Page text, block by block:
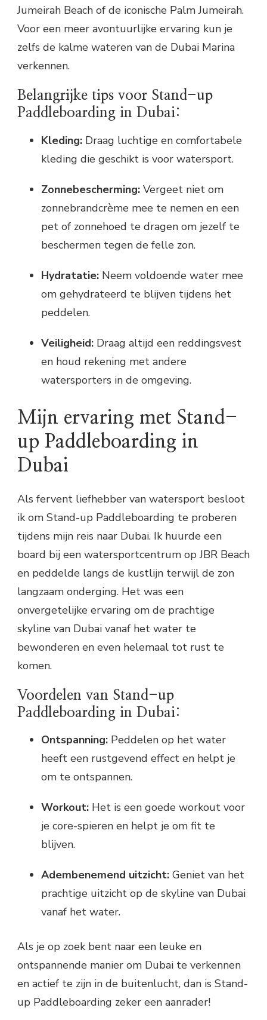
Jumeirah Beach of de iconische Palm Jumeirah.
Voor een meer avontuurlijke ervaring kun je
zelfs de kalme wateren van de Dubai Marina
verkennen.
Belangrijke tips voor Stand-up
Paddleboarding in Dubai:
Kleding: Draag luchtige en comfortabele
kleding die geschikt is voor watersport.
Zonnebescherming: Vergeet niet om
zonnebrandcrème mee te nemen en een
pet of zonnehoed te dragen om jezelf te
beschermen tegen de felle zon.
Hydratatie: Neem voldoende water mee
om gehydrateerd te blijven tijdens het
peddelen.
Veiligheid: Draag altijd een reddingsvest
en houd rekening met andere
watersporters in de omgeving.
Mijn ervaring met Stand-
up Paddleboarding in
Dubai
Als fervent liefhebber van watersport besloot
ik om Stand-up Paddleboarding te proberen
tijdens mijn reis naar Dubai. Ik huurde een
board bij een watersportcentrum op JBR Beach
en peddelde langs de kustlijn terwijl de zon
langzaam onderging. Het was een
onvergetelijke ervaring om de prachtige
skyline van Dubai vanaf het water te
bewonderen en even helemaal tot rust te
komen.
Voordelen van Stand-up
Paddleboarding in Dubai:
Ontspanning: Peddelen op het water
heeft een rustgevend effect en helpt je
om te ontspannen.
Workout: Het is een goede workout voor
je core-spieren en helpt je om fit te
blijven.
Adembenemend uitzicht: Geniet van het
prachtige uitzicht op de skyline van Dubai
vanaf het water.
Als je op zoek bent naar een leuke en
ontspannende manier om Dubai te verkennen
en actief te zijn in de buitenlucht, dan is Stand-
up Paddleboarding zeker een aanrader!